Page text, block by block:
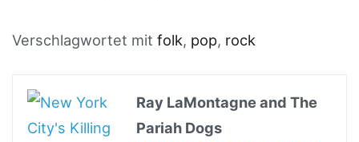
Verschlagwortet mit folk, pop, rock
Ray LaMontagne and The
Pariah Dogs